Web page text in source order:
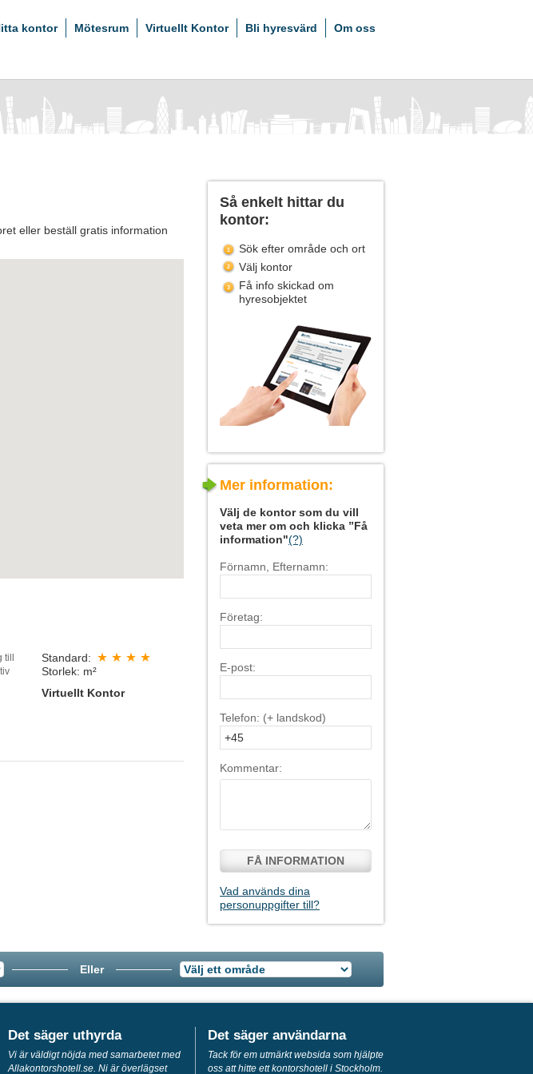
kontor Mötesrum Virtuellt Kontor Bli hyresvärd Om oss
eller beställ gratis information
Standard:
Storlek: m²
Virtuellt Kontor
Så enkelt hittar du
kontor:
Sök efter område och ort
Välj kontor
Få info skickad om
hyresobjektet
Mer information:
Välj de kontor som du vill
veta mer om och klicka ”Få
information"(?)
Förnamn, Efternamn:
Företag:
E-post:
Telefon: (+ landskod)
Kommentar:
FÅ INFORMATION
Vad används dina
personuppgifter till?
Eller
Det säger uthyrda
Vi är väldigt nöjda med samarbetet med
Allakontorshotell.se. Ni är överlägset
Det säger användarna
Tack för em utmärkt websida som hjälpte
oss att hitte ett kontorshotell i Stockholm.